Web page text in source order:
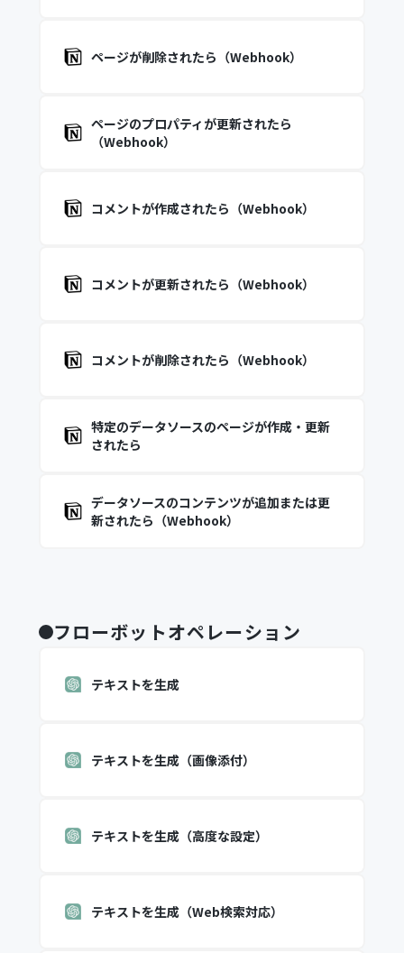
ページが削除されたら（Webhook）
ページのプロパティが更新されたら
（Webhook）
コメントが作成されたら（Webhook）
コメントが更新されたら（Webhook）
コメントが削除されたら（Webhook）
特定のデータソースのページが作成・更新
されたら
データソースのコンテンツが追加または更
新されたら（Webhook）
フローボットオペレーション
テキストを生成
テキストを生成（画像添付）
テキストを生成（高度な設定）
テキストを生成（Web検索対応）